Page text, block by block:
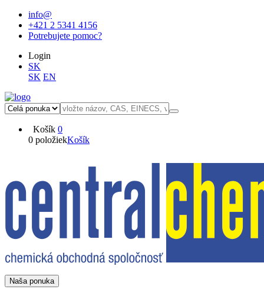
info@
+421 2 5341 4156
Potrebujete pomoc?
Login
SK
SK EN
Košík 0
0 položiekKošík
Naša ponuka